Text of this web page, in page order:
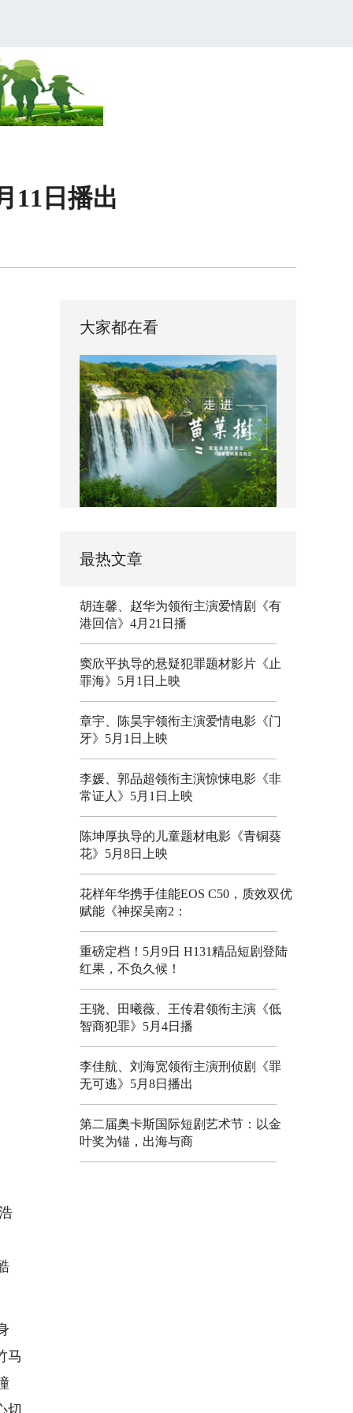
11日播出
马
切
大家都在看
最热文章
胡连馨、赵华为领衔主演爱情剧《有
港回信》4月21日播
窦欣平执导的悬疑犯罪题材影片《止
罪海》5月1日上映
章宇、陈昊宇领衔主演爱情电影《门
牙》5月1日上映
李媛、郭品超领衔主演惊悚电影《非
常证人》5月1日上映
陈坤厚执导的儿童题材电影《青铜葵
花》5月8日上映
花样年华携手佳能EOS C50，质效双优
赋能《神探吴南2：
重磅定档！5月9日 H131精品短剧登陆
红果，不负久候！
王骁、田曦薇、王传君领衔主演《低
智商犯罪》5月4日播
李佳航、刘海宽领衔主演刑侦剧《罪
无可逃》5月8日播出
第二届奥卡斯国际短剧艺术节：以金
叶奖为锚，出海与商